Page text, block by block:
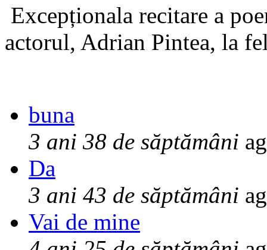
Excepționala recitare a
actorul, Adrian Pintea, la
buna
3 ani 38 de săptămâni
Da
3 ani 43 de săptămâni
Vai de mine